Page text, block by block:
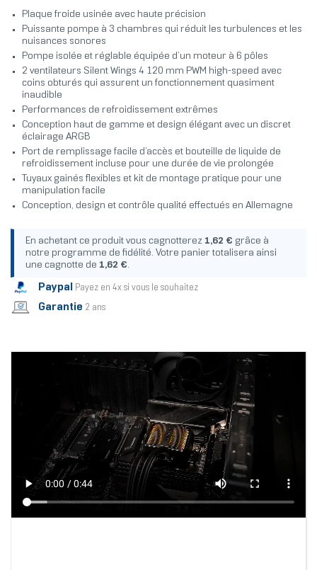
Plaque froide usinée avec haute précision
Puissante pompe à 3 chambres qui réduit les turbulences et les
nuisances sonores
Pompe isolée et réglable équipée d’un moteur à 6 pôles
2 ventilateurs Silent Wings 4 120 mm PWM high-speed avec
coins obturés qui assurent un fonctionnement quasiment
inaudible
Performances de refroidissement extrêmes
Conception haut de gamme et design élégant avec un discret
éclairage ARGB
Port de remplissage facile d’accès et bouteille de liquide de
refroidissement incluse pour une durée de vie prolongée
Tuyaux gainés flexibles et kit de montage pratique pour une
manipulation facile
Conception, design et contrôle qualité effectués en Allemagne
En achetant ce produit vous cagnotterez 1,62 € grâce à
notre programme de fidélité. Votre panier totalisera ainsi
une cagnotte de 1,62 €.
Paypal Payez en 4x si vous le souhaitez
Garantie 2 ans